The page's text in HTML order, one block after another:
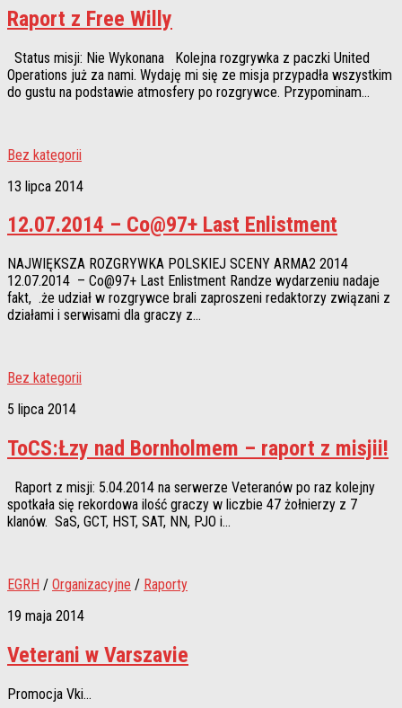
Raport z Free Willy
Status misji: Nie Wykonana Kolejna rozgrywka z paczki United
Operations już za nami. Wydaję mi się ze misja przypadła wszystkim
do gustu na podstawie atmosfery po rozgrywce. Przypominam...
Bez kategorii
13 lipca 2014
12.07.2014 – Co@97+ Last Enlistment
NAJWIĘKSZA ROZGRYWKA POLSKIEJ SCENY ARMA2 2014
12.07.2014 – Co@97+ Last Enlistment Randze wydarzeniu nadaje
fakt, .że udział w rozgrywce brali zaproszeni redaktorzy związani z
działami i serwisami dla graczy z...
Bez kategorii
5 lipca 2014
ToCS:Łzy nad Bornholmem – raport z misjii!
Raport z misji: 5.04.2014 na serwerze Veteranów po raz kolejny
spotkała się rekordowa ilość graczy w liczbie 47 żołnierzy z 7
klanów. SaS, GCT, HST, SAT, NN, PJO i...
EGRH / Organizacyjne / Raporty
19 maja 2014
Veterani w Varszavie
Promocja Vki…